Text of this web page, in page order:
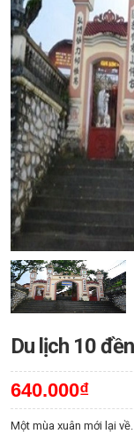
Du lịch 10
640.000₫
Một mùa xuân mới lại